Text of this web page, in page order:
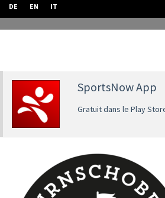
DE EN IT
SportsNow App
Gratuit dans le Play